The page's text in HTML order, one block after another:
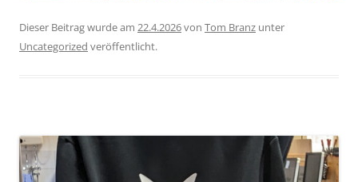
Dieser Beitrag wurde am 22.4.2026von Tom Branz unter
Uncategorized veröffentlicht.